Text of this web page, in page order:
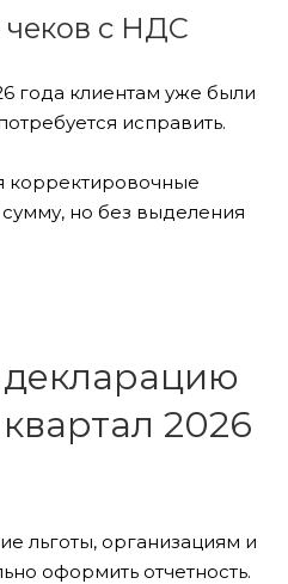
чеков с НДС
года клиентам уже были
исправить.
корректировочные
но без выделения
декларацию
2026
льготы, организациям и
оформить отчетность.